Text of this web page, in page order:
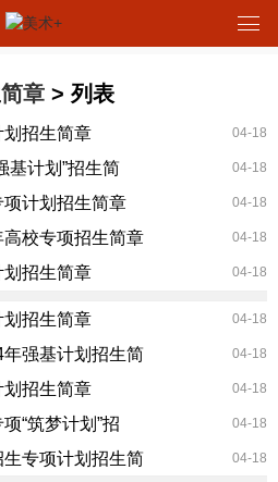
章 > 列表
04-18
招生简章
04-18
基计划”招生简
04-18
计划招生简章
04-18
校专项招生简章
04-18
招生简章
04-18
招生简章
04-18
强基计划招生简
04-18
招生简章
04-18
“筑梦计划”招
04-18
专项计划招生简